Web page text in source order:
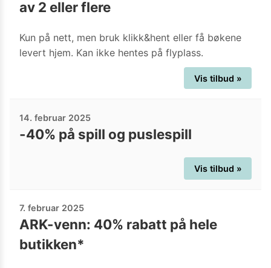
av 2 eller flere
Kun på nett, men bruk klikk&hent eller få bøkene
levert hjem. Kan ikke hentes på flyplass.
Vis tilbud »
14. februar 2025
-40% på spill og puslespill
Vis tilbud »
7. februar 2025
ARK-venn: 40% rabatt på hele
butikken*